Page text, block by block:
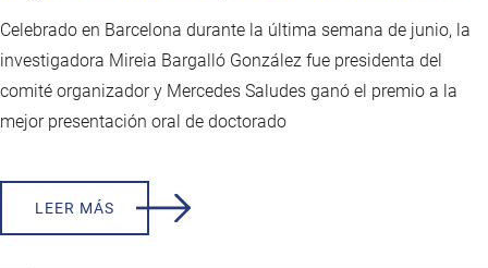
Celebrado en Barcelona durante la última semana de junio, la
investigadora Mireia Bargalló González fue presidenta del
comité organizador y Mercedes Saludes ganó el premio a la
mejor presentación oral de doctorado
LEER MÁS